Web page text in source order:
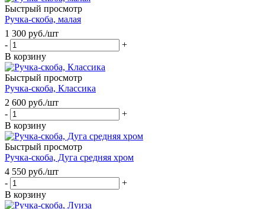
Быстрый просмотр
Ручка-скоба, малая
1 300 руб./шт
-
+
В корзину
Быстрый просмотр
Ручка-скоба, Классика
2 600 руб./шт
-
+
В корзину
Быстрый просмотр
Ручка-скоба, Дуга средняя хром
4 550 руб./шт
-
+
В корзину